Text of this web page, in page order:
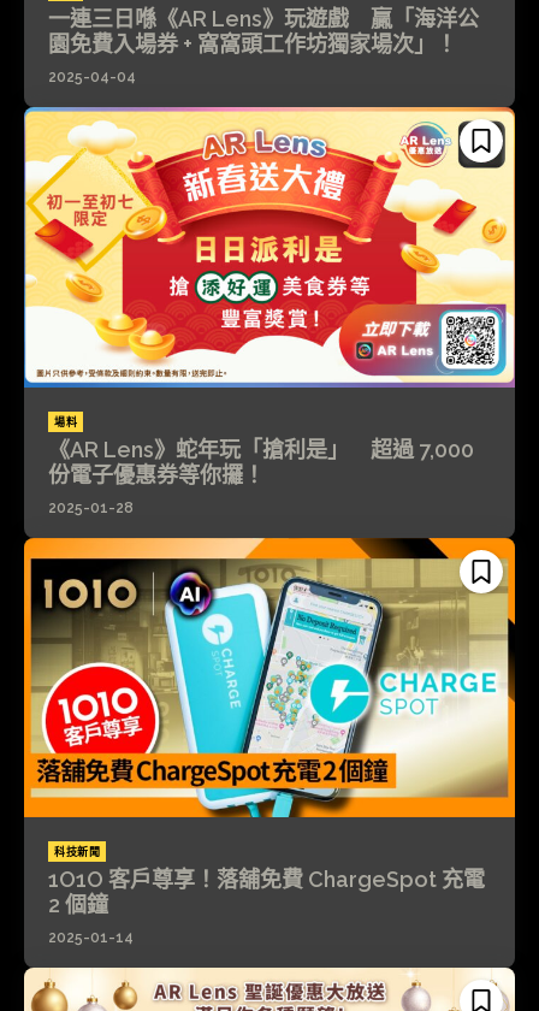
一連三日喺《AR Lens》玩遊戲 贏「海洋公
園免費入場券 + 窩窩頭工作坊獨家場次」！
2025-04-04
場料
《AR Lens》蛇年玩「搶利是」 超過 7,000
份電子優惠券等你攞！
2025-01-28
科技新聞
1O1O 客戶尊享！落舖免費 ChargeSpot 充電
2 個鐘
2025-01-14